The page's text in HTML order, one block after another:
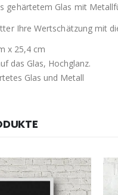
gehärtetem Glas mit
Ihre Wertschätzung mit
x 25,4 cm
das Glas, Hochglanz.
Glas und Metall